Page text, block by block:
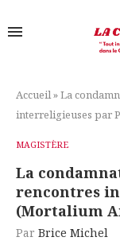
Accueil»La
interreligieuses par
MAGISTÈRE
La
rencontres
(Mortalium
Par Brice Michel